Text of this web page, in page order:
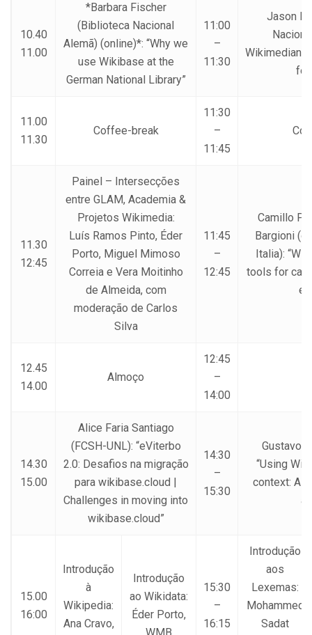
10.40
11.00
*Barbara Fischer
(Biblioteca Nacional
Alemã) (online)*: “Why we
use Wikibase at the
German National Library”
11:00
–
11:30
Jason
Wikimedian
for
11.00
11.30
Coffee-break
11:30
–
11:45
11.30
12:45
Painel – Intersecções
entre GLAM, Academia &
Projetos Wikimedia:
Luís Ramos Pinto, Éder
Porto, Miguel Mimoso
Correia e Vera Moitinho
de Almeida, com
moderação de Carlos
Silva
11:45
–
12:45
Camillo
Bargioni
Italia):
tools for
12.45
14.00
Almoço
12:45
–
14:00
14.30
15.00
Alice Faria Santiago
(FCSH-UNL): “eViterbo
2.0: Desafios na migração
para wikibase.cloud |
Challenges in moving into
wikibase.cloud”
14:30
–
15:30
Gustavo
“Using
context: A
15.00
16:00
Introdução
à
Wikipedia:
Ana Cravo,
Introdução
ao Wikidata:
Éder Porto,
15:30
–
16:15
Introdução
aos
Lexemas:
Mohammed
Sadat